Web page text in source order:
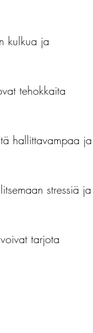
kulkua ja
tehokkaita
hallittavampaa ja
stressiä ja
tarjota